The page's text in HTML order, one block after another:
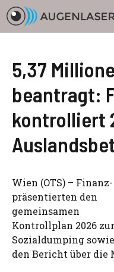
Zum
Inhalt
springen
5,37
beantragt:
kontrolliert
Wien (OTS) –
präsentierten den
gemeinsamen
Kontrollplan 2026
Sozialdumping sowie
den Bericht über die